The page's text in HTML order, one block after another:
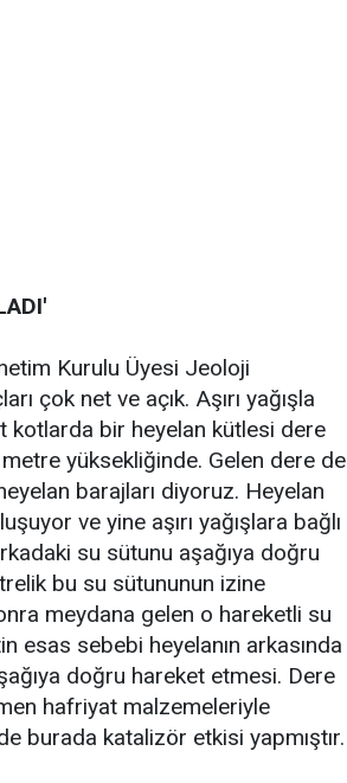
Kurulu Üyesi Jeoloji
çok net ve açık. Aşırı yağışla
kotlarda bir heyelan kütlesi dere
metre yüksekliğinde. Gelen dere de
barajları diyoruz. Heyelan
ve yine aşırı yağışlara bağlı
su sütunu aşağıya doğru
bu su sütununun izine
meydana gelen o hareketli su
esas sebebi heyelanın arkasında
doğru hareket etmesi. Dere
hafriyat malzemeleriyle
burada katalizör etkisi yapmıştır.